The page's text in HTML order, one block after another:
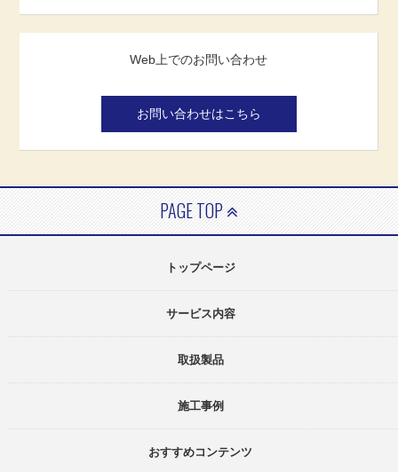
Web上でのお問い合わせ
お問い合わせはこちら
PAGE TOP
トップページ
サービス内容
取扱製品
施工事例
おすすめコンテンツ